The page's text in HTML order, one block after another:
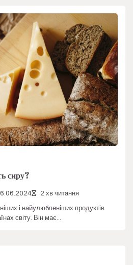
сиру?
2 хв читання
і найулюбленіших продуктів
світу. Він має…